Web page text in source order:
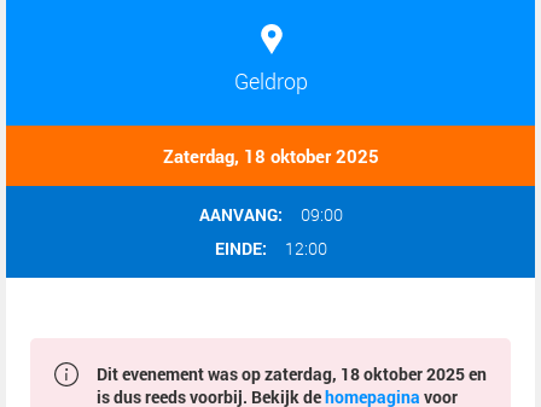
Geldrop
Zaterdag, 18 oktober 2025
AANVANG:
09:00
EINDE:
12:00
Dit evenement was op zaterdag, 18 oktober 2025 en
is dus reeds voorbij. Bekijk dehomepagina voor